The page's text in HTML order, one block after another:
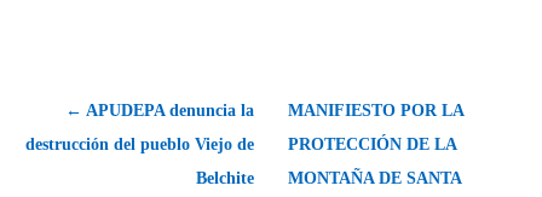
← APUDEPA denuncia la
destrucción del pueblo Viejo de
Belchite
MANIFIESTO POR LA
PROTECCIÓN DE LA
MONTAÑA DE SANTA